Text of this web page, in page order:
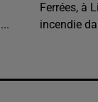
Ferrées, à
incendie